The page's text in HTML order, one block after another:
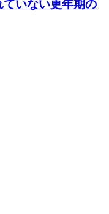
ていない更年期の